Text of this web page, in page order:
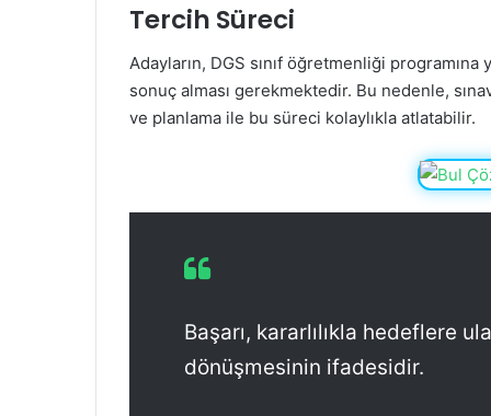
Tercih Süreci
Adayların, DGS sınıf öğretmenliği
sonuç alması gerekmektedir. Bu nedenle,
ve planlama ile bu süreci kolaylıkla atlatabilir.
Başarı, kararlılıkla hedeflere
dönüşmesinin ifadesidir.